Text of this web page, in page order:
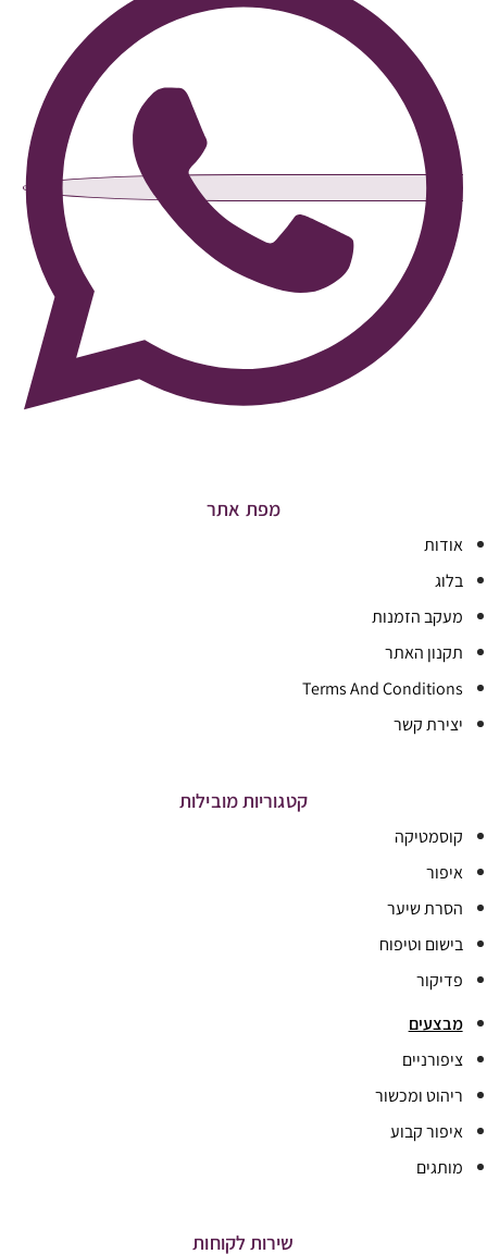
מפת אתר
אודות
בלוג
מעקב הזמנות
תקנון האתר
Terms And Conditions
יצירת קשר
קטגוריות מובילות
קוסמטיקה
איפור
הסרת שיער
בישום וטיפוח
פדיקור
מבצעים
ציפורניים
ריהוט ומכשור
איפור קבוע
מותגים
שירות לקוחות